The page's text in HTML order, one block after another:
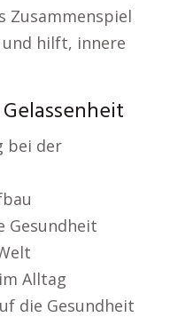
Zusammenspiel
und hilft, innere
bei der
Gesundheit
Alltag
die Gesundheit